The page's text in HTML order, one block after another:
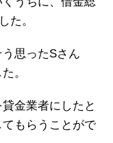
た。
う思ったSさん
。
金業者にしたと
もらうことがで